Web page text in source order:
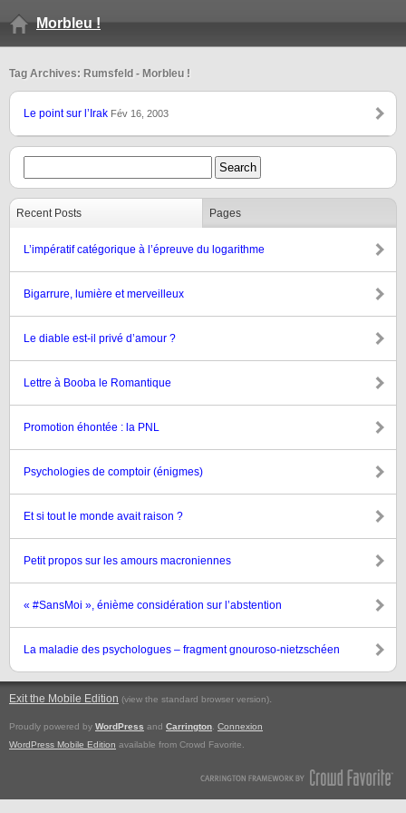
Morbleu !
Tag Archives: Rumsfeld - Morbleu !
Le point sur l’Irak Fév 16, 2003
Recent Posts Pages
L’impératif catégorique à l’épreuve du logarithme
Bigarrure, lumière et merveilleux
Le diable est-il privé d’amour ?
Lettre à Booba le Romantique
Promotion éhontée : la PNL
Psychologies de comptoir (énigmes)
Et si tout le monde avait raison ?
Petit propos sur les amours macroniennes
« #SansMoi », énième considération sur l’abstention
La maladie des psychologues – fragment gnouroso-nietzschéen
Exit the Mobile Edition (view the standard browser version).
Proudly powered by WordPress and Carrington Connexion
WordPress Mobile Edition available from Crowd Favorite.